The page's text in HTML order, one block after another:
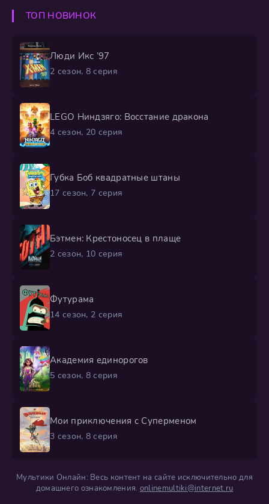
сюрреалистичный мир, полный причудливых форм
отчаяния и апатии. У героев нет суперспособностей —
ТОП НОВИНОК
Люди Икс ’97
2 сезон, 8 серия
LEGO Ниндзяго: Восстание дракона
4 сезон, 20 серия
Губка Боб квадратные штаны
17 сезон, 7 серия
Бэтмен: Крестоносец в плаще
2 сезон, 10 серия
Футурама
14 сезон, 2 серия
Академия единорогов
5 сезон, 8 серия
Мои приключения с Суперменом
3 сезон, 8 серия
Мультики Онлайн: Весь контент на сайте исключительно для
домашнего ознакомления. onlinemultiki@internet.ru